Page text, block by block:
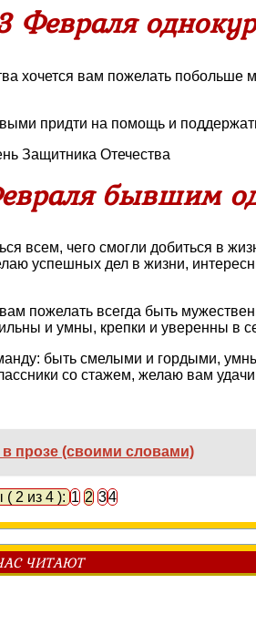
Февраля
хочется вам пожелать побольше
придти на помощь и
бывшим
чего смогли добиться в
успешных дел в жизни,
пожелать всегда быть
и умны, крепки и уверенны в
быть смелыми и гордыми,
со стажем, желаю вам удачи
прозе (своими словами)
( 2 из 4 ):1 2 34
ЧИТАЮТ